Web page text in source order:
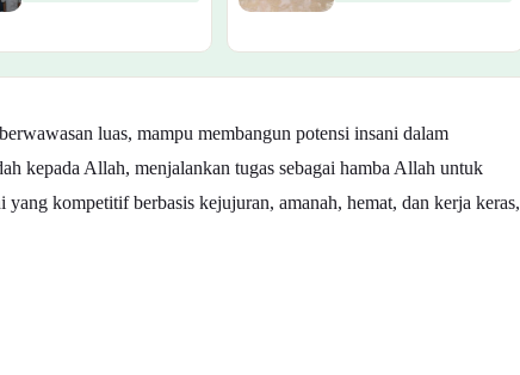
luas, mampu membangun potensi insani dalam
kepada Allah, menjalankan tugas sebagai hamba Allah untuk
kompetitif berbasis kejujuran, amanah, hemat, dan kerja keras,